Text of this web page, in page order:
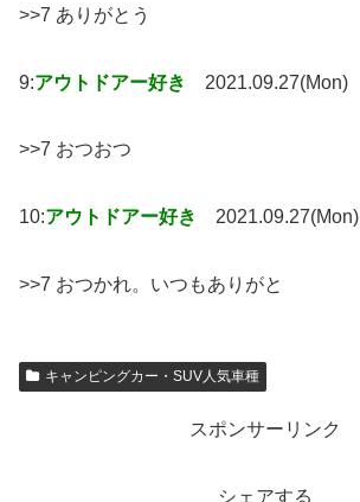
>>7 ありがとう
9:アウトドアー好き 2021.09.27(Mon)
>>7 おつおつ
10:アウトドアー好き 2021.09.27(Mon)
>>7 おつかれ。いつもありがと
キャンピングカー・SUV人気車種
スポンサーリンク
シェアする